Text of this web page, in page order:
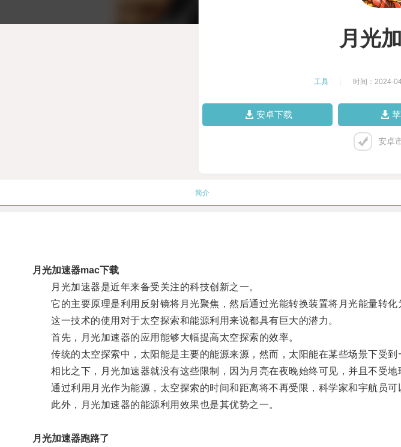
月光
工具 时间：2024-
安卓下载
安卓
简介
月光加速器mac下载
月光加速器是近年来备受关注的科技创新之一。
它的主要原理是利用反射镜将月光聚焦，然后通过光能转换装置将月光能量转化
这一技术的使用对于太空探索和能源利用来说都具有巨大的潜力。
首先，月光加速器的应用能够大幅提高太空探索的效率。
传统的太空探索中，太阳能是主要的能源来源，然而，太阳能在某些场景下受到
相比之下，月光加速器就没有这些限制，因为月亮在夜晚始终可见，并且不受地
通过利用月光作为能源，太空探索的时间和距离将不再受限，科学家和宇航员可
此外，月光加速器的能源利用效果也是其优势之一。
月光加速器跑路了